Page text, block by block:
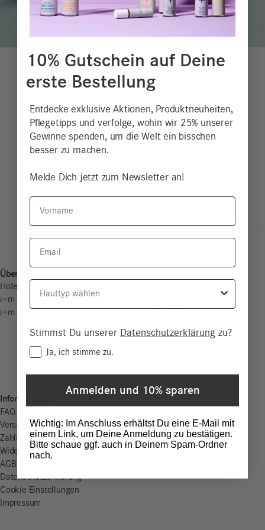
Unser Spendenengagement
Weltverbesserungsmaßnahmen Jahr
für Jahr
Jedes Jahr engagieren wir uns für eine gerechtere Welt.
Deshalb fließen 25% unserer Erlöse direkt in Projekte, die
echte Veränderung bewirken. Gemeinsam mit Euch stärken
wir Menschen, schützen Natur und fördern nachhaltige
für Tiegel.
Über uns
Hotelkosmetik
i+m Team
i+m Jobs
Kontakt
Informationen
FAQ
Versand & Lieferung
Zahlungsweisen
Widerruf
AGB
Datenschutzerklärung
Cookie Einstellungen
Impressum
10% Gutschein auf Deine
erste Bestellung
Entdecke exklusive Aktionen, Produktneuheiten,
Pflegetipps und verfolge, wohin wir 25% unserer
Gewinne spenden, um die Welt ein bisschen
besser zu machen.
Melde Dich jetzt zum Newsletter an!
Vorname
Email
Hauttyp
Stimmst Du unserer Datenschutzerklärung zu?
ConsentJa, ich stimme zu.
Anmelden und 10% sparen
Wichtig: Im Anschluss erhältst Du eine E-Mail mit
einem Link, um Deine Anmeldung zu bestätigen.
Bitte schaue ggf. auch in Deinem Spam-Ordner
nach.